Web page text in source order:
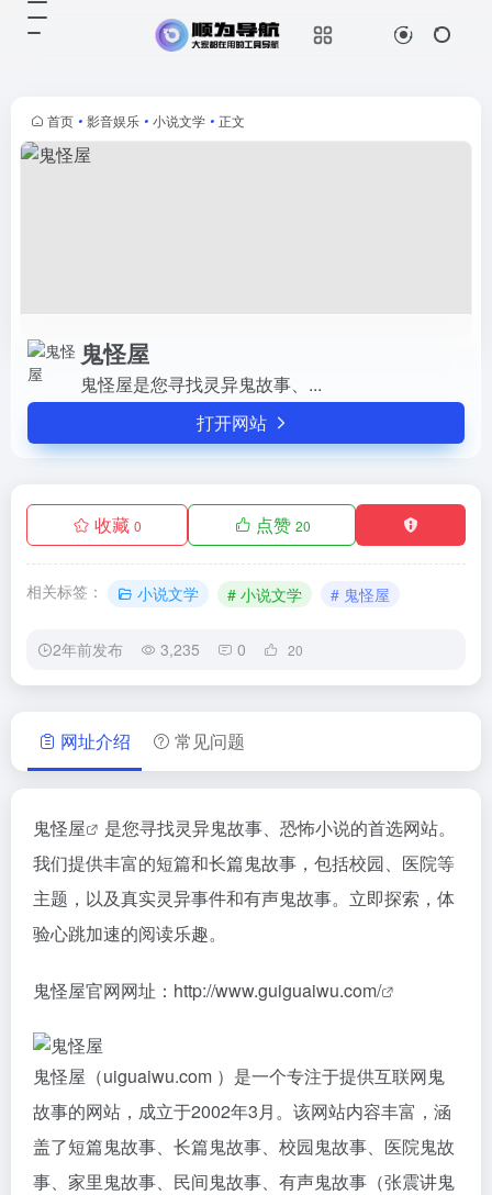
首页 • 影音娱乐 • 小说文学 • 正文
鬼怪屋
鬼怪屋是您寻找灵异鬼故事、...
打开网站
收藏 0 点赞 20
相关标签： 小说文学 # 小说文学 # 鬼怪屋
2年前发布 3,235 0 20
网址介绍 常见问题
鬼怪屋
是您寻找灵异鬼故事、恐怖小说的首选网站。
我们提供丰富的短篇和长篇鬼故事，包括校园、医院等
主题，以及真实灵异事件和有声鬼故事。立即探索，体
验心跳加速的阅读乐趣。
鬼怪屋官网网址： http://www.guiguaiwu.com/
鬼怪屋（uiguaiwu.com ）是一个专注于提供互联网鬼
故事的网站，成立于2002年3月。该网站内容丰富，涵
盖了短篇鬼故事、长篇鬼故事、校园鬼故事、医院鬼故
事、家里鬼故事、民间鬼故事、有声鬼故事（张震讲鬼